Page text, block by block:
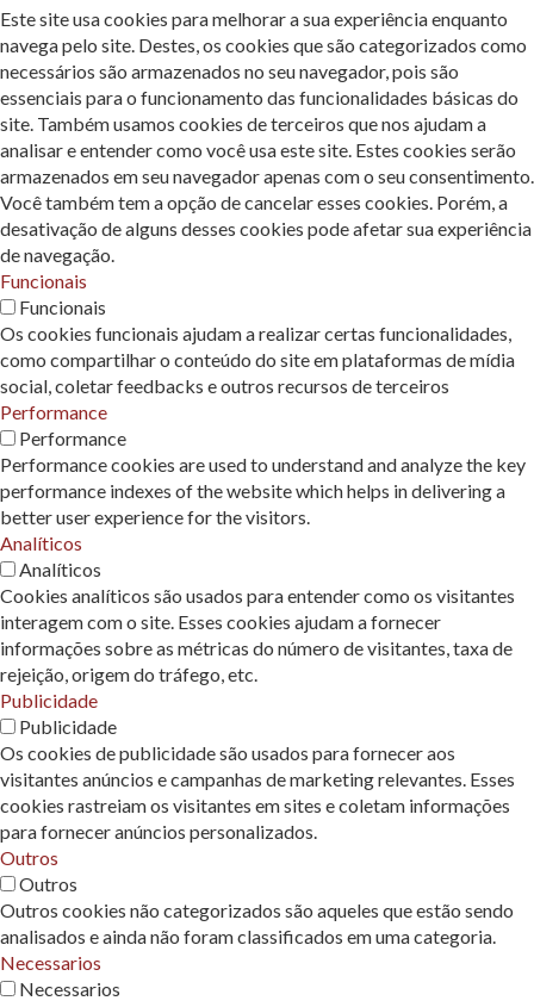
Este site usa cookies para melhorar a sua experiência enquanto
navega pelo site. Destes, os cookies que são categorizados como
necessários são armazenados no seu navegador, pois são
essenciais para o funcionamento das funcionalidades básicas do
site. Também usamos cookies de terceiros que nos ajudam a
analisar e entender como você usa este site. Estes cookies serão
armazenados em seu navegador apenas com o seu consentimento.
Você também tem a opção de cancelar esses cookies. Porém, a
desativação de alguns desses cookies pode afetar sua experiência
de navegação.
Funcionais
Funcionais
Os cookies funcionais ajudam a realizar certas funcionalidades,
como compartilhar o conteúdo do site em plataformas de mídia
social, coletar feedbacks e outros recursos de terceiros
Performance
Performance
Performance cookies are used to understand and analyze the key
performance indexes of the website which helps in delivering a
better user experience for the visitors.
Analíticos
Analíticos
Cookies analíticos são usados ​​para entender como os visitantes
interagem com o site. Esses cookies ajudam a fornecer
informações sobre as métricas do número de visitantes, taxa de
rejeição, origem do tráfego, etc.
Publicidade
Publicidade
Os cookies de publicidade são usados ​​para fornecer aos
visitantes anúncios e campanhas de marketing relevantes. Esses
cookies rastreiam os visitantes em sites e coletam informações
para fornecer anúncios personalizados.
Outros
Outros
Outros cookies não categorizados são aqueles que estão sendo
analisados ​​e ainda não foram classificados em uma categoria.
Necessarios
Necessarios